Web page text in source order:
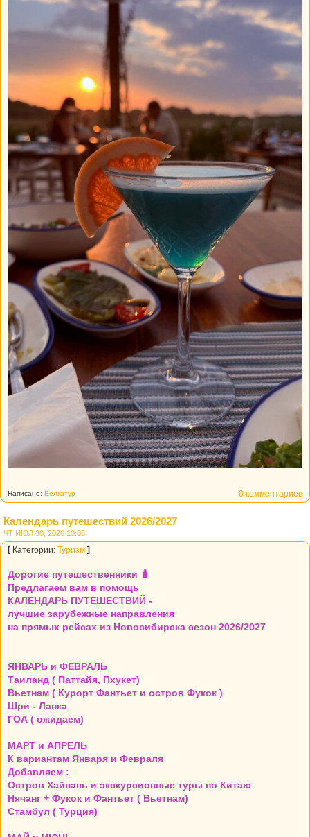
0 комментариев
Написано: Белкатур
Календарь путешествий 2026/2027
ЧТ ИЮЛ 30, 2026 10:06
[ Категории: Туризм ]
Дорогие путешественники 🧳
Предлагаем вам в помощь
КАЛЕНДАРЬ ПУТЕШЕСТВИЙ -
лучшие зарубежные направления
на прямых рейсах из Новосибирска сезон 2026/2027
ЯНВАРЬ и ФЕВРАЛЬ
Таиланд ( Паттайя, Пхукет)
Вьетнам ( Курорт Фантьет и остров Фукок )
Шри - Ланка
ГОА ( ожидаем)
МАРТ и АПРЕЛЬ
К вариантам Января и Февраля
Добавляем :
Остров Хайнань и экскурсионные туры по Китаю
Нячанг + Фукок и Фантьет ( Вьетнам)
Стамбул ( Турция)